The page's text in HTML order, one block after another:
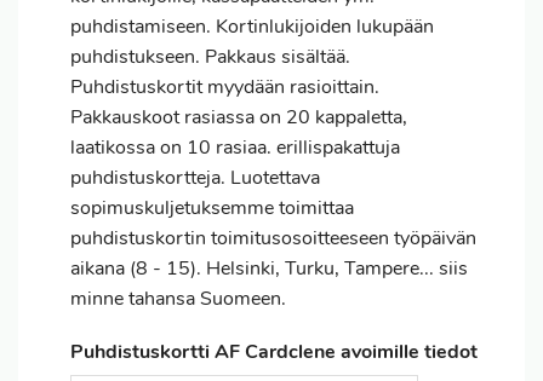
puhdistamiseen. Kortinlukijoiden lukupään
puhdistukseen. Pakkaus sisältää.
Puhdistuskortit myydään rasioittain.
Pakkauskoot rasiassa on 20 kappaletta,
laatikossa on 10 rasiaa. erillispakattuja
puhdistuskortteja. Luotettava
sopimuskuljetuksemme toimittaa
puhdistuskortin toimitusosoitteeseen työpäivän
aikana (8 - 15). Helsinki, Turku, Tampere... siis
minne tahansa Suomeen.
Puhdistuskortti AF Cardclene avoimille tiedot